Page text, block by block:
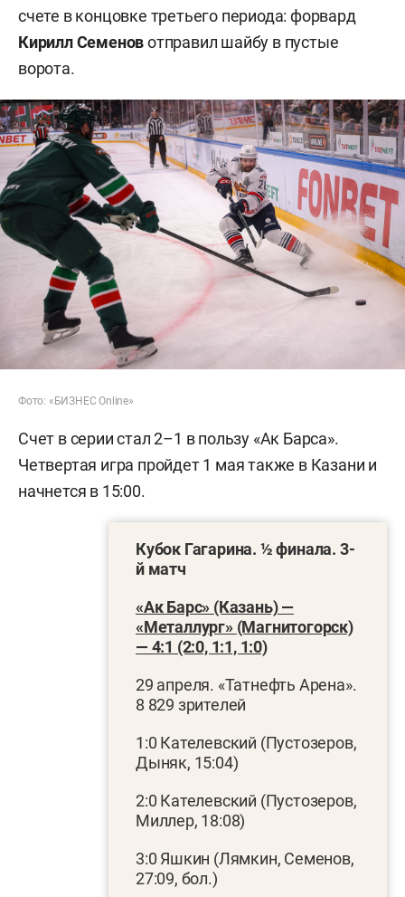
счете в концовке третьего периода: форвард
КириллСеменовотправил шайбу в пустые
ворота.
Фото: «БИЗНЕС Online»
Счет в серии стал 2–1 в пользу «Ак Барса».
Четвертая игра пройдет 1 мая также в Казани и
начнется в 15:00.
Кубок Гагарина. ½ финала. 3-
й матч
«Ак Барс» (Казань) —
«Металлург» (Магнитогорск)
— 4:1 (2:0, 1:1, 1:0)
29 апреля. «Татнефть Арена».
8 829 зрителей
1:0 Кателевский (Пустозеров,
Дыняк, 15:04)
2:0 Кателевский (Пустозеров,
Миллер, 18:08)
3:0 Яшкин (Лямкин, Семенов,
27:09, бол.)